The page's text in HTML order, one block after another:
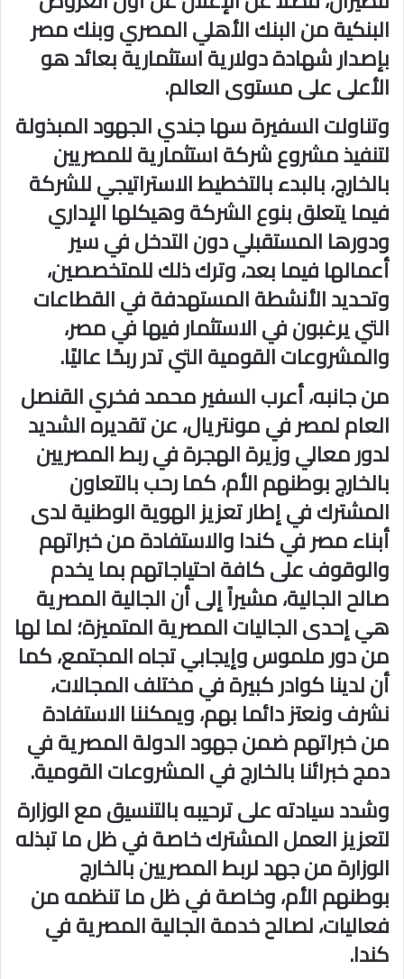
البنكية من البنك الأهلي المصري وبنك مصر
بإصدار شهادة دولارية استثمارية بعائد هو
الأعلى على مستوى العالم.
وتناولت السفيرة سها جندي الجهود المبذولة
لتنفيذ مشروع شركة استثمارية للمصريين
بالخارج، بالبدء بالتخطيط الاستراتيجي للشركة
فيما يتعلق بنوع الشركة وهيكلها الإداري
ودورها المستقبلي دون التدخل في سير
أعمالها فيما بعد، وترك ذلك للمتخصصين،
وتحديد الأنشطة المستهدفة في القطاعات
التي يرغبون في الاستثمار فيها في مصر،
والمشروعات القومية التي تدر ربحًا عاليًا.
من جانبه، أعرب السفير محمد فخري القنصل
العام لمصر في مونتريال، عن تقديره الشديد
لدور معالي وزيرة الهجرة في ربط المصريين
بالخارج بوطنهم الأم، كما رحب بالتعاون
المشترك في إطار تعزيز الهوية الوطنية لدى
أبناء مصر في كندا والاستفادة من خبراتهم
والوقوف على كافة احتياجاتهم بما يخدم
صالح الجالية، مشيراً إلى أن الجالية المصرية
هي إحدى الجاليات المصرية المتميزة؛ لما لها
من دور ملموس وإيجابي تجاه المجتمع، كما
أن لدينا كوادر كبيرة في مختلف المجالات،
نشرف ونعتز دائما بهم، ويمكننا الاستفادة
من خبراتهم ضمن جهود الدولة المصرية في
دمج خبرائنا بالخارج في المشروعات القومية.
وشدد سيادته على ترحيبه بالتنسيق مع الوزارة
لتعزيز العمل المشترك خاصة في ظل ما تبذله
الوزارة من جهد لربط المصريين بالخارج
بوطنهم الأم، وخاصة في ظل ما تنظمه من
فعاليات، لصالح خدمة الجالية المصرية في
كندا.